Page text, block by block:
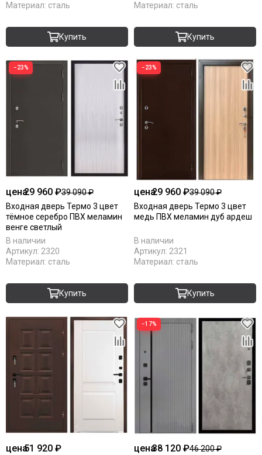
Материал: сталь
Купить
Материал: сталь
Купить
−23%
цена29 960 ₽39 090 ₽
Входная дверь Термо 3 цвет
тёмное серебро ПВХ меламин
венге светлый
В наличии
Артикул: 2320
Материал: сталь
Купить
−23%
цена29 960 ₽39 090 ₽
Входная дверь Термо 3 цвет
медь ПВХ меламин дуб ардеш
В наличии
Артикул: 2321
Материал: сталь
Купить
цена51 920 ₽
−17%
цена38 120 ₽46 200 ₽